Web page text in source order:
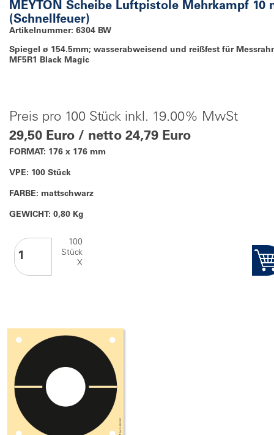
MEYTON Scheibe Luftpistole Mehrkampf 10
(Schnellfeuer)
Artikelnummer: 6304 BW
Spiegel ø 154.5mm; wasserabweisend und reißfest für
MF5R1 Black Magic
Preis pro 100 Stück inkl. 19.00% MwSt
29,50 Euro / netto 24,79 Euro
FORMAT: 176 x 176 mm
VPE: 100 Stück
FARBE: mattschwarz
GEWICHT: 0,80 Kg
100
Stück
X